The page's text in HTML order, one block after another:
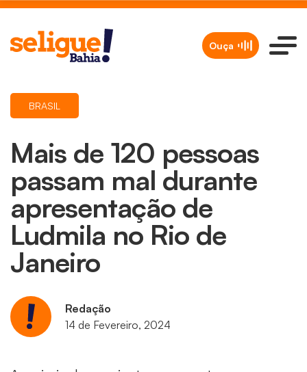
Ouça
Mais de 120 pessoas
passam mal durante
apresentação de
Ludmila no Rio de
Janeiro
BRASIL
Redação
14 de Fevereiro, 2024